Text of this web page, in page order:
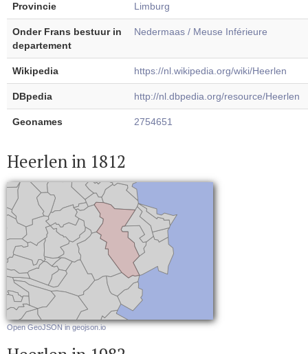
Provincie Limburg
Onder Frans bestuur in
departement
Nedermaas / Meuse Inférieure
Wikipedia https://nl.wikipedia.org/wiki/Heerlen
DBpedia http://nl.dbpedia.org/resource/Heerlen
Geonames 2754651
Heerlen in 1812
Open GeoJSON in geojson.io